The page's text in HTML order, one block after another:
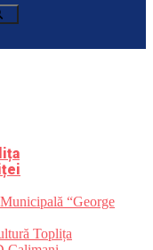
“George
Toplița